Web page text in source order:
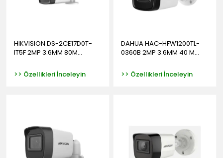
HIKVISION DS-2CE17D0T-
IT5F 2MP 3.6MM 80M...
>> Özellikleri İnceleyin
DAHUA HAC-HFW1200TL-
0360B 2MP 3.6MM 40 M...
>> Özellikleri İnceleyin